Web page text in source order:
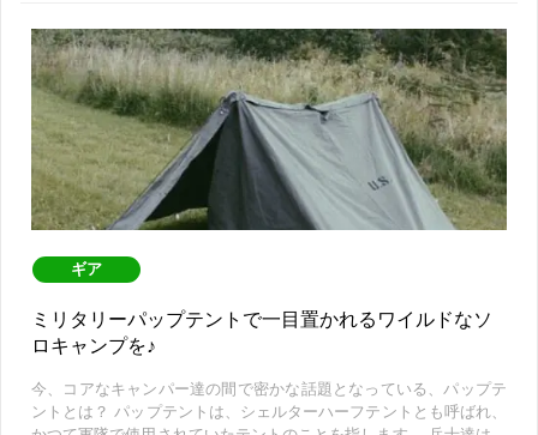
ギア
ミリタリーパップテントで一目置かれるワイルドなソ
ロキャンプを♪
今、コアなキャンパー達の間で密かな話題となっている、パップテ
ントとは？ パップテントは、シェルターハーフテントとも呼ばれ、